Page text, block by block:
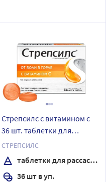
Стрепсилс с витамином с
36 шт. таблетки для
рассасывания вкус
апельсин
СТРЕПСИЛС
таблетки для рассасывания
36 шт в уп.